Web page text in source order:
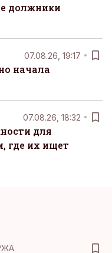
должники
07.08.26, 19:17
начала
07.08.26, 18:32
для
где их ищет